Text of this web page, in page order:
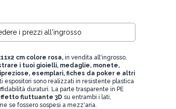
i prezzi all'ingrosso
cm colore rosa, in vendita all'ingrosso,
i tuoi gioielli, medaglie, monete,
esemplari, fiches da poker e altri
espositori sono realizzati in resistente plastica
duraturi. La parte trasparente in PE
fluttuante 3D su entrambi i lati,
se fossero sospesi a mezz'aria.